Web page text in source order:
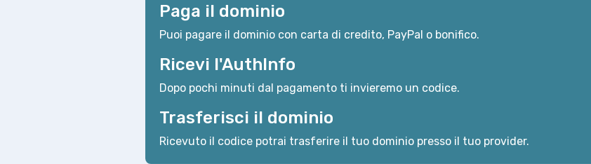
Paga il dominio
Puoi pagare il dominio con carta di credito, PayPal o bonifico.
Ricevi l'AuthInfo
Dopo pochi minuti dal pagamento ti invieremo un codice.
Trasferisci il dominio
Ricevuto il codice potrai trasferire il tuo dominio presso il tuo provider.